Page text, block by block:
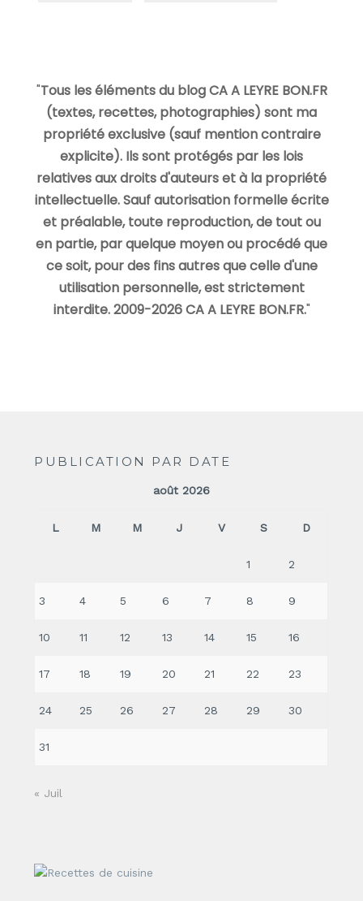
"Tous les éléments du blog CA A LEYRE BON.FR
(textes, recettes, photographies) sont ma
propriété exclusive (sauf mention contraire
explicite). Ils sont protégés par les lois
relatives aux droits d'auteurs et à la propriété
intellectuelle. Sauf autorisation formelle écrite
et préalable, toute reproduction, de tout ou
en partie, par quelque moyen ou procédé que
ce soit, pour des fins autres que celle d'une
utilisation personnelle, est strictement
interdite. 2009-2026 CA A LEYRE BON.FR."
PUBLICATION PAR DATE
août 2026
L M M J V S D
1 2
3 4 5 6 7 8 9
10 11 12 13 14 15 16
17 18 19 20 21 22 23
24 25 26 27 28 29 30
31
« Juil